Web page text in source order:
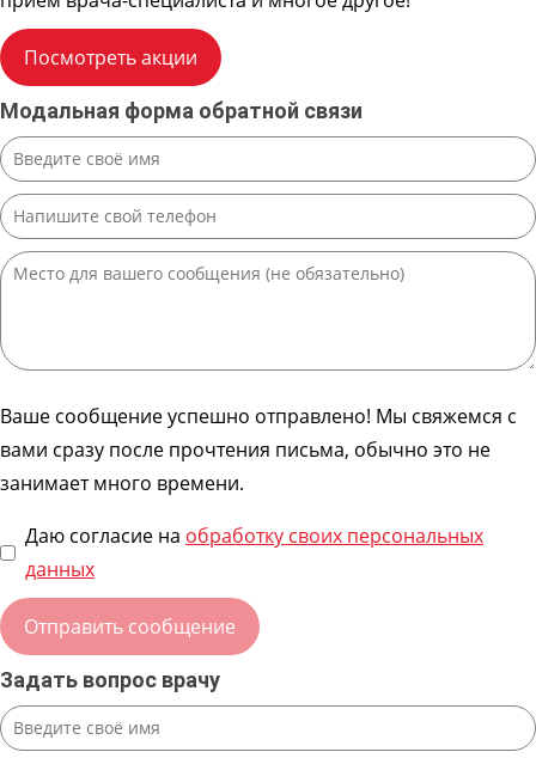
Посмотреть акции
Модальная форма обратной связи
Ваше сообщение успешно отправлено! Мы свяжемся с
вами сразу после прочтения письма, обычно это не
занимает много времени.
Даю согласие на обработку своих персональных
данных
Задать вопрос врачу